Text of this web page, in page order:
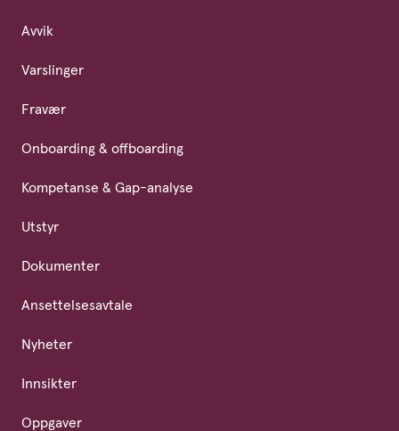
Avvik
Varslinger
Fravær
Onboarding & offboarding
Kompetanse & Gap-analyse
Utstyr
Dokumenter
Ansettelsesavtale
Nyheter
Innsikter
Oppgaver